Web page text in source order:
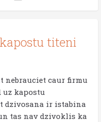
titeni
nebrauciet caur firmu
uz kapostu
dzivosana ir istabina
tas nav dzivoklis ka